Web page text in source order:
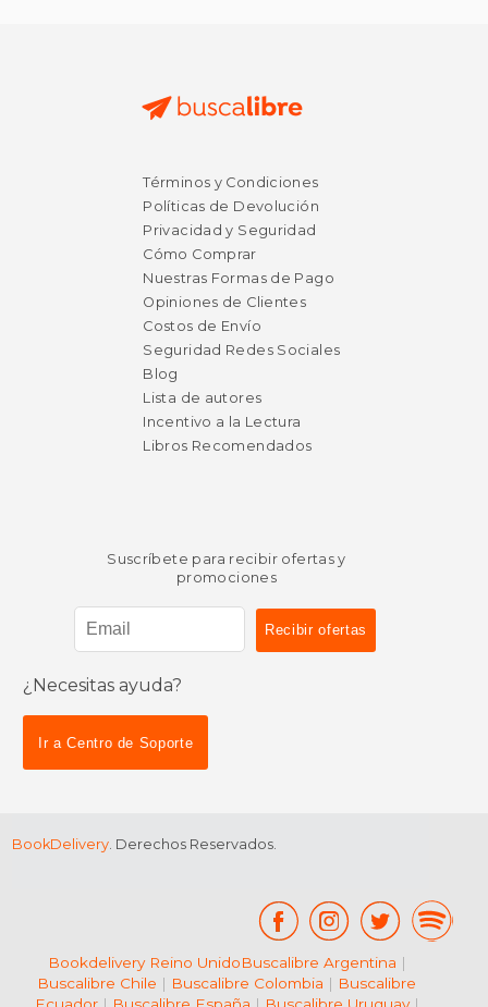
Términos y Condiciones
Políticas de Devolución
Privacidad y Seguridad
Cómo Comprar
Nuestras Formas de Pago
Opiniones de Clientes
Costos de Envío
Seguridad Redes Sociales
Blog
Lista de autores
Incentivo a la Lectura
Libros Recomendados
Suscríbete para recibir ofertas y
promociones
¿Necesitas ayuda?
Ir a Centro de Soporte
BookDelivery. Derechos Reservados.
Bookdelivery Reino UnidoBuscalibre Argentina |
Buscalibre Chile | Buscalibre Colombia | Buscalibre